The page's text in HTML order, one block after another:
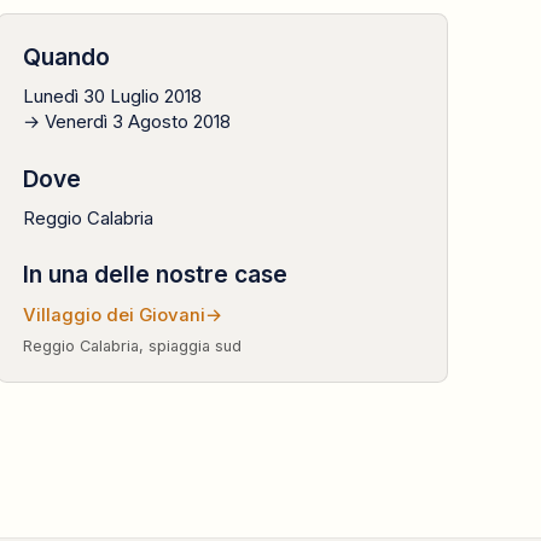
Quando
Lunedì 30 Luglio 2018
→ Venerdì 3 Agosto 2018
Dove
Reggio Calabria
In una delle nostre case
Villaggio dei Giovani→
Reggio Calabria, spiaggia sud